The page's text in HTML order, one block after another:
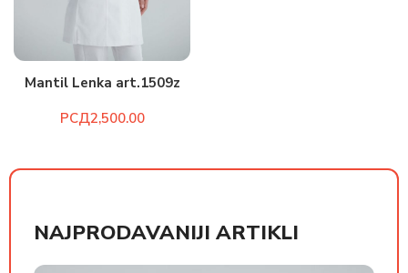
Mantil Lenka art.1509z
РСД
NAJPRODAVANIJI ARTIKLI